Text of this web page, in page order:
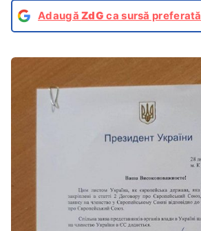
AdaugăZdG ca sursă preferată